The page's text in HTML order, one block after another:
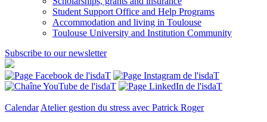
Student Support Office and Help Programs
Accommodation and living in Toulouse
Toulouse University and Institution Community
Subscribe to our newsletter
Calendar Atelier gestion du stress avec Patrick Roger